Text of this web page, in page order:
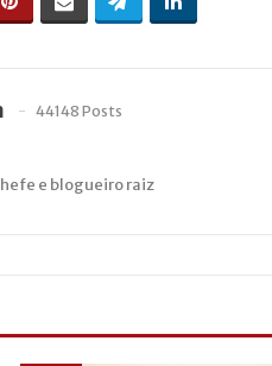
44148 Posts
e blogueiro raiz